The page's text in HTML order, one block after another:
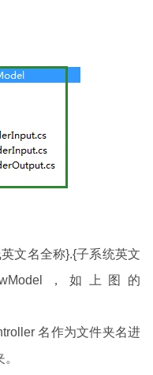
文名全称}.{子系统英文
，如上图的
名作为文件夹名进